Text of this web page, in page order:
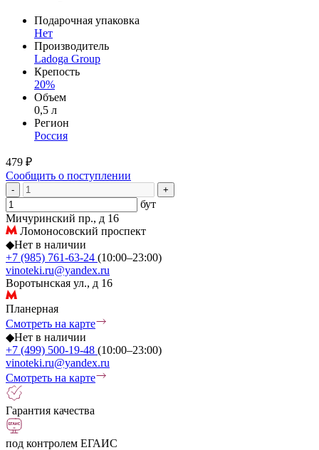
Подарочная упаковка
Нет
Производитель
Ladoga Group
Крепость
20%
Объем
0,5 л
Регион
Россия
479 ₽
Сообщить о поступлении
- +
бут
Мичуринский пр., д 16
Ломоносовский проспект
◆Нет в наличии
+7 (985) 761-63-24 (10:00–23:00)
vinoteki.ru@yandex.ru
Воротынская ул., д 16
Планерная
Смотреть на карте
◆Нет в наличии
+7 (499) 500-19-48 (10:00–23:00)
vinoteki.ru@yandex.ru
Смотреть на карте
Гарантия качества
под контролем ЕГАИС